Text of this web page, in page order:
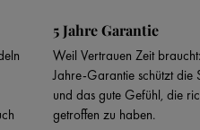
5 Jahre Garantie
Weil Vertrauen Zeit
Jahre-Garantie schützt die
und das gute Gefühl, die
getroffen zu haben.